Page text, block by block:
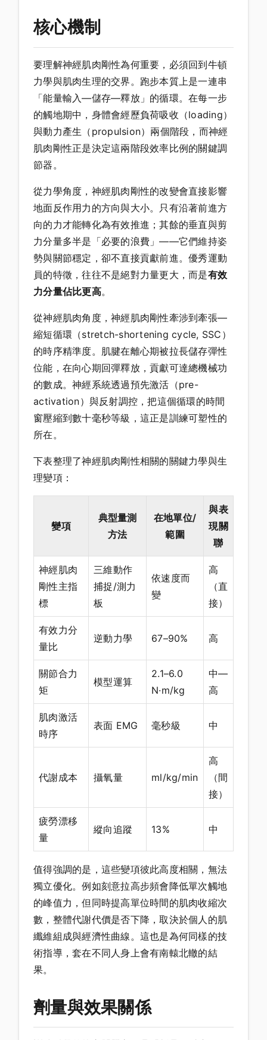
核心機制
要理解神經肌肉剛性為何重要，必須回到牛頓
力學與肌肉生理的交界。跑步本質上是一連串
「能量輸入—儲存—釋放」的循環。在每一步
的觸地期中，身體會經歷負荷吸收（loading）
與動力產生（propulsion）兩個階段，而神經
肌肉剛性正是決定這兩階段效率比例的關鍵調
節器。
從力學角度，神經肌肉剛性的改變會直接影響
地面反作用力的方向與大小。只有沿著前進方
向的力才能轉化為有效推進；其餘的垂直與剪
力分量多半是「必要的浪費」——它們維持姿
勢與關節穩定，卻不直接貢獻前進。優秀運動
員的特徵，往往不是絕對力量更大，而是有效
力分量佔比更高。
從神經肌肉角度，神經肌肉剛性牽涉到牽張—
縮短循環（stretch-shortening cycle, SSC）
的時序精準度。肌腱在離心期被拉長儲存彈性
位能，在向心期回彈釋放，貢獻可達總機械功
的數成。神經系統透過預先激活（pre-
activation）與反射調控，把這個循環的時間
窗壓縮到數十毫秒等級，這正是訓練可塑性的
所在。
下表整理了神經肌肉剛性相關的關鍵力學與生
理變項：
變項
典型量測
方法
在地單位/
範圍
與表
現關
聯
神經肌肉
剛性主指
標
三維動作
捕捉/測力
板
依速度而
變
高
（直
接）
有效力分
量比
逆動力學 67–90% 高
關節合力
矩
模型運算
2.1–6.0
N·m/kg
中—
高
肌肉激活
時序
表面 EMG 毫秒級 中
代謝成本 攝氧量 ml/kg/min
高
（間
接）
疲勞漂移
量
縱向追蹤 13% 中
值得強調的是，這些變項彼此高度相關，無法
獨立優化。例如刻意拉高步頻會降低單次觸地
的峰值力，但同時提高單位時間的肌肉收縮次
數，整體代謝代價是否下降，取決於個人的肌
纖維組成與經濟性曲線。這也是為何同樣的技
術指導，套在不同人身上會有南轅北轍的結
果。
劑量與效果關係